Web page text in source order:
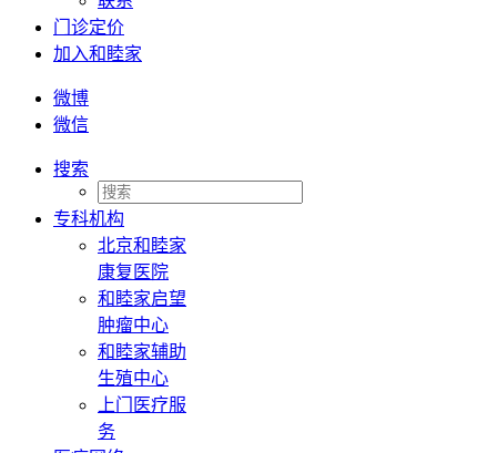
门诊定价
加入和睦家
微博
微信
搜索
专科机构
北京和睦家
康复医院
和睦家启望
肿瘤中心
和睦家辅助
生殖中心
上门医疗服
务